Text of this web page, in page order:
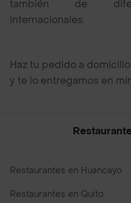
también de
internacionales.
Haz tu pedido a
y te lo entregamos en
Restaurantes en Huancayo
Restaurantes en Quito